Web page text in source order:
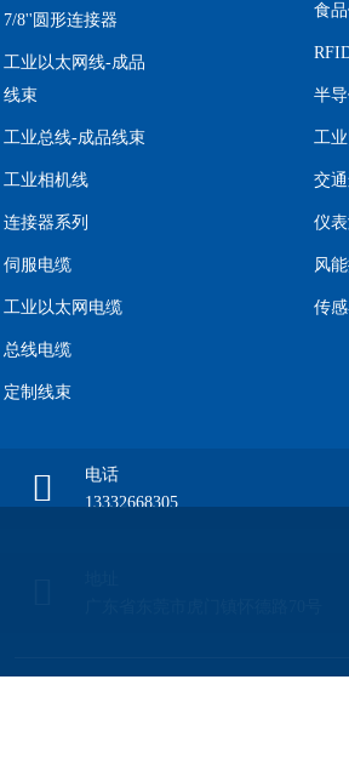
7/8''圆形连接器
工业以太网线-成品
线束
工业总线-成品线束
工业相机线
连接器系列
伺服电缆
工业以太网电缆
总线电缆
定制线束
食
半
工
交
仪
风
传
电话
13332668305